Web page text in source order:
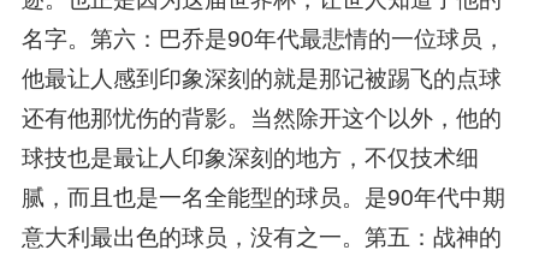
名字。第六：巴乔是90年代最悲情的一位球员，
他最让人感到印象深刻的就是那记被踢飞的点球
还有他那忧伤的背影。当然除开这个以外，他的
球技也是最让人印象深刻的地方，不仅技术细
腻，而且也是一名全能型的球员。是90年代中期
意大利最出色的球员，没有之一。第五：战神的